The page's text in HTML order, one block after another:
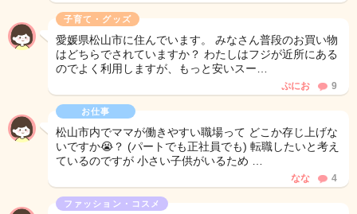
子育て・グッズ
愛媛県松山市に住んでいます。 みなさん普段のお買い物
はどちらでされていますか？ わたしはフジが近所にある
のでよく利用しますが、もっと安いスー…
ぷにお 9
お仕事
松山市内でママが働きやすい職場って どこか存じ上げな
いですか😭？ (パートでも正社員でも) 転職したいと考え
ているのですが 小さい子供がいるため …
なな 4
ファッション・コスメ